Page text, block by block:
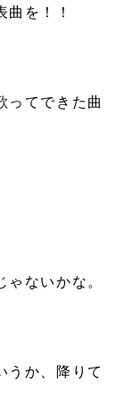
を！！
ってできた曲
ないかな。
うか、降りて